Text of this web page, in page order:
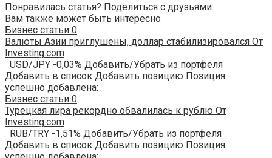
Понравилась статья? Поделиться с друзьями:
Вам также может быть интересно
Бизнес статьи 0
Валюты Азии приглушены, доллар стабилизировался От
Investing.com
USD/JPY -0,03% Добавить/Убрать из портфеля
Добавить в список Добавить позицию Позиция
успешно добавлена:
Бизнес статьи 0
Турецкая лира рекордно обвалилась к рублю От
Investing.com
RUB/TRY -1,51% Добавить/Убрать из портфеля
Добавить в список Добавить позицию Позиция